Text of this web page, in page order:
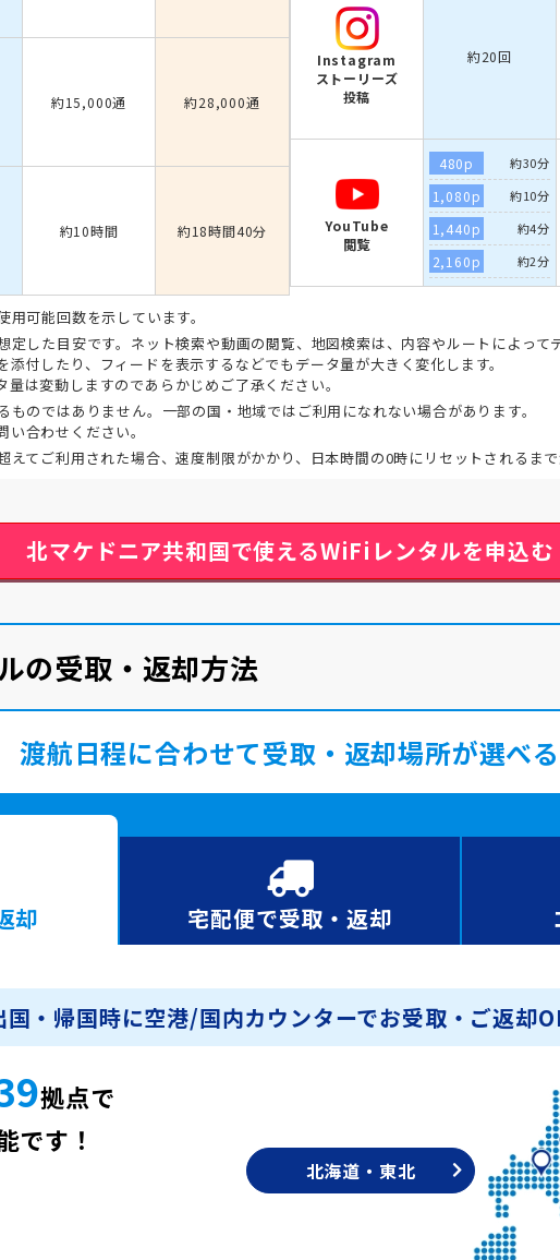
約15,000通 約28,000通
約10時間 約18時間40分
Instagram
ストーリーズ
投稿
約20回
YouTube
閲覧
480p 約30分
1,080p 約10分
1,440p 約4分
2,160p 約2分
可能回数を示しています。
した目安です。ネット検索や動画の閲覧、地図検索は、内容やルートによって
付したり、フィードを表示するなどでもデータ量が大きく変化します。
は変動しますのであらかじめご了承ください。
のではありません。一部の国・地域ではご利用になれない場合があります。
合わせください。
てご利用された場合、速度制限がかかり、日本時間の0時にリセットされるま
北マケドニア共和国で使えるWiFiレンタルを申込む
の受取・返却方法
渡航日程に合わせて受取・返却場所が選べる
却 宅配便で受取・返却
国・帰国時に空港/国内カウンターでお受取・ご返却
拠点で
です！
北海道・東北